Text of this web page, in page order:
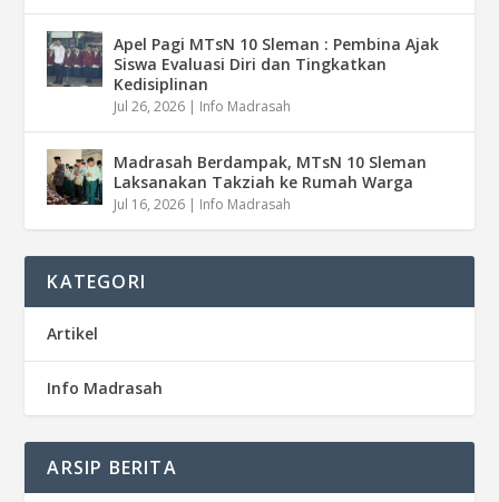
Apel Pagi MTsN 10 Sleman : Pembina Ajak
Siswa Evaluasi Diri dan Tingkatkan
Kedisiplinan
Jul 26, 2026 | Info Madrasah
Madrasah Berdampak, MTsN 10 Sleman
Laksanakan Takziah ke Rumah Warga
Jul 16, 2026 | Info Madrasah
KATEGORI
Artikel
Info Madrasah
ARSIP BERITA